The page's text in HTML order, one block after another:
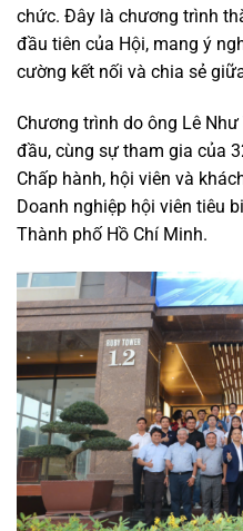
chức. Đây là chương trình
đầu tiên của Hội, mang ý
cường kết nối và chia sẻ
Chương trình do ông Lê
đầu, cùng sự tham gia của
Chấp hành, hội viên và
Doanh nghiệp hội viên tiêu
Thành phố Hồ Chí Minh.